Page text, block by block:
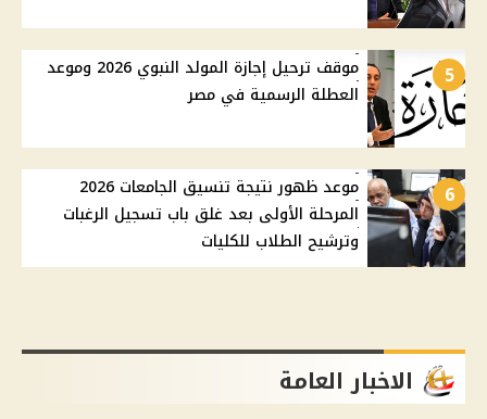
5
موقف ترحيل إجازة المولد النبوي 2026 وموعد
العطلة الرسمية في مصر
6
موعد ظهور نتيجة تنسيق الجامعات 2026
المرحلة الأولى بعد غلق باب تسجيل الرغبات
وترشيح الطلاب للكليات
الاخبار العامة